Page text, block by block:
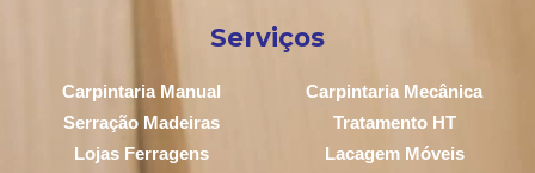
Serviços
Carpintaria Manual
Carpintaria Mecânica
Serração Madeiras
Tratamento HT
Lojas Ferragens
Lacagem Móveis